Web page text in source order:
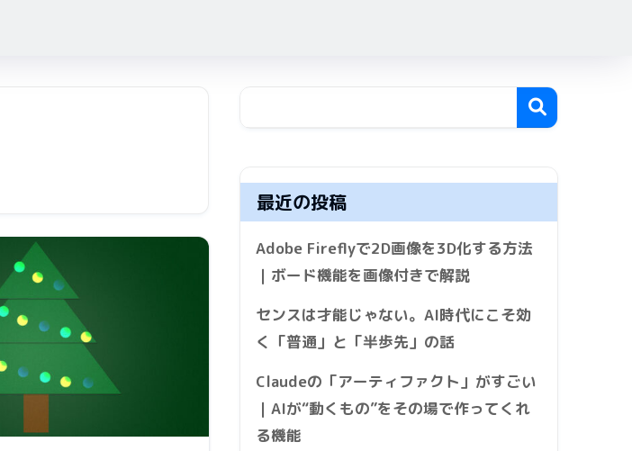
最近の投稿
Adobe Fireflyで2D画像を3D化する方法
｜ボード機能を画像付きで解説
センスは才能じゃない。AI時代にこそ効
く「普通」と「半歩先」の話
Claudeの「アーティファクト」がすごい
｜AIが“動くもの”をその場で作ってくれ
る機能